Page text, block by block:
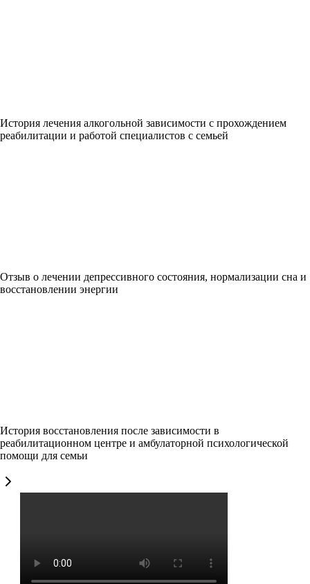
История лечения алкогольной зависимости с прохождением
реабилитации и работой специалистов с семьей
Отзыв о лечении депрессивного состояния, нормализации сна и
восстановлении энергии
История восстановления после зависимости в
реабилитационном центре и амбулаторной психологической
помощи для семьи